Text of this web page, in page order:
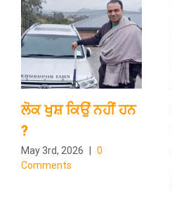
ਲੋਕ ਖੁਸ਼ ਕਿਉਂ ਨਹੀਂ ਹਨ
?
May 3rd, 2026
0
Comments